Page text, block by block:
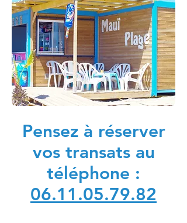
Pensez à réserver
vos transats au
téléphone :
06.11.05.79.82